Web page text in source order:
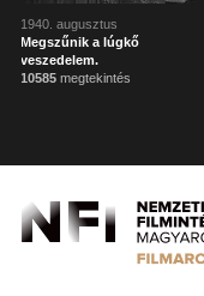
1940. augusztus
Megszűnik a lúgkő
veszedelem.
10585 megtekintés